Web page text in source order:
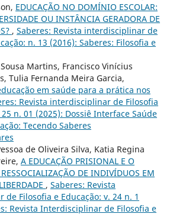
EDUCAÇÃO NO DOMÍNIO ESCOLAR:
OU INSTÂNCIA GERADORA DE
, Saberes: Revista interdisciplinar de
n. 13 (2016): Saberes: Filosofia e
Martins, Francisco Vinícius
Tulia Fernanda Meira Garcia,
em saúde para a prática nos
Revista interdisciplinar de Filosofia
n. 01 (2025): Dossiê Interface Saúde
Tecendo Saberes
de Oliveira Silva, Katia Regina
A EDUCAÇÃO PRISIONAL E O
RESSOCIALIZAÇÃO DE INDIVÍDUOS EM
, Saberes: Revista
Filosofia e Educação: v. 24 n. 1
Revista Interdisciplinar de Filosofia e